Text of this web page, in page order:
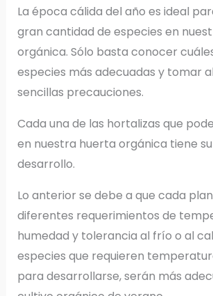
La época cálida del año es ideal
gran cantidad de especies en
orgánica. Sólo basta conocer
especies más adecuadas y tomar
sencillas precauciones.
Cada una de las hortalizas que
en nuestra huerta orgánica tiene
desarrollo.
Lo anterior se debe a que cada
diferentes requerimientos de
humedad y tolerancia al frío o al
especies que requieren
para desarrollarse, serán más